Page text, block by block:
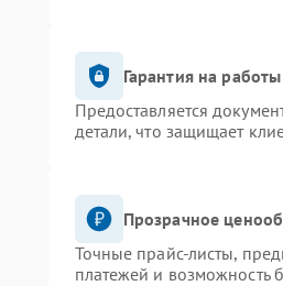
Гарантия на
Предоставляется
детали, что защищает
Прозрачное
Точные прайс-листы,
платежей и возможность